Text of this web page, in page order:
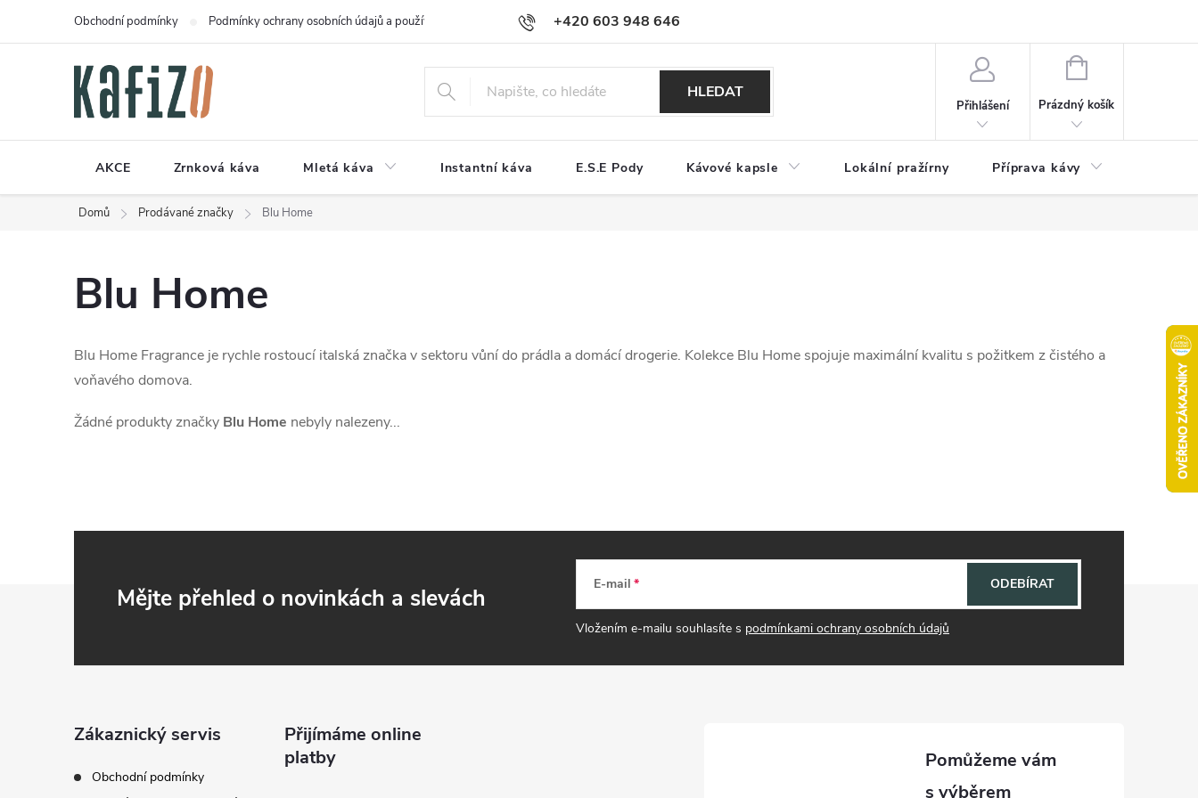
+420 603 948 646
Obchodní podmínky Podmínky ochrany osobních údajů a používání souborů cookies Reklamační řád Jak nakupovat
HLEDAT
Přihlášení
NÁKUPNÍ
Prázdný košík
AKCE Zrnková káva Mletá káva Instantní káva E.S.E Pody Kávové kapsle Lokální pražírny Příprava kávy
Domů Prodávané značky Blu Home
Blu Home
Blu Home Fragrance je rychle rostoucí italská značka v sektoru vůní do prádla a domácí drogerie. Kolekce Blu Home spojuje maximální kvalitu s požitkem z čistého a
voňavého domova.
Žádné produkty značky Blu Home nebyly nalezeny...
Mějte přehled o novinkách a slevách E-mail
Vložením e-mailu souhlasíte s podmínkami ochrany osobních údajů
ODEBÍRAT
Zákaznický servis
Obchodní podmínky
Přijímáme online
platby